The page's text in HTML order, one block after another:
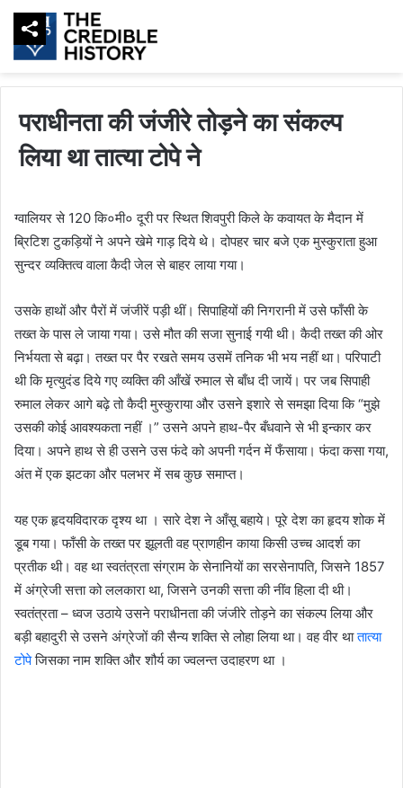
पराधीनता की जंजीरे तोड़ने का संकल्प
लिया था तात्या टोपे ने
ग्वालियर से 120 कि०मी० दूरी पर स्थित शिवपुरी किले के कवायत के मैदान में
ब्रिटिश टुकड़ियों ने अपने खेमे गाड़ दिये थे। दोपहर चार बजे एक मुस्कुराता हुआ
सुन्दर व्यक्तित्व वाला कैदी जेल से बाहर लाया गया।
उसके हाथों और पैरों में जंजीरें पड़ी थीं। सिपाहियों की निगरानी में उसे फाँसी के
तख्त के पास ले जाया गया। उसे मौत की सजा सुनाई गयी थी। कैदी तख्त की ओर
निर्भयता से बढ़ा। तख्त पर पैर रखते समय उसमें तनिक भी भय नहीं था। परिपाटी
थी कि मृत्युदंड दिये गए व्यक्ति की आँखें रुमाल से बाँध दी जायें। पर जब सिपाही
रुमाल लेकर आगे बढ़े तो कैदी मुस्कुराया और उसने इशारे से समझा दिया कि “मुझे
उसकी कोई आवश्यकता नहीं ।” उसने अपने हाथ-पैर बँधवाने से भी इन्कार कर
दिया। अपने हाथ से ही उसने उस फंदे को अपनी गर्दन में फँसाया। फंदा कसा गया,
अंत में एक झटका और पलभर में सब कुछ समाप्त।
यह एक हृदयविदारक दृश्य था । सारे देश ने आँसू बहाये। पूरे देश का हृदय शोक में
डूब गया। फाँसी के तख्त पर झूलती वह प्राणहीन काया किसी उच्च आदर्श का
प्रतीक थी। वह था स्वतंत्रता संग्राम के सेनानियों का सरसेनापति, जिसने 1857
में अंग्रेजी सत्ता को ललकारा था, जिसने उनकी सत्ता की नींव हिला दी थी।
स्वतंत्रता – ध्वज उठाये उसने पराधीनता की जंजीरे तोड़ने का संकल्प लिया और
बड़ी बहादुरी से उसने अंग्रेजों की सैन्य शक्ति से लोहा लिया था। वह वीर थातात्या
टोपेजिसका नाम शक्ति और शौर्य का ज्वलन्त उदाहरण था ।